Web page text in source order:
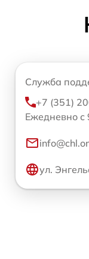
Служба
+7 (351)
Ежедневно с
ул.